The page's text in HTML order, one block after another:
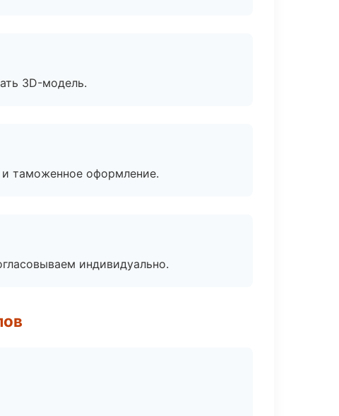
3D-модель.
таможенное оформление.
индивидуально.